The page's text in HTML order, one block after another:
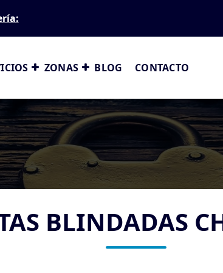
ZONAS BLOG CONTACTO
BLINDADAS